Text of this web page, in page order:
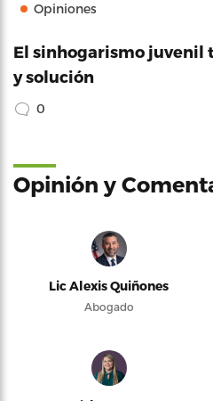
Opiniones
El sinhogarismo juvenil
y solución
0
Opinión y
Lic Alexis Quiñones
Abogado